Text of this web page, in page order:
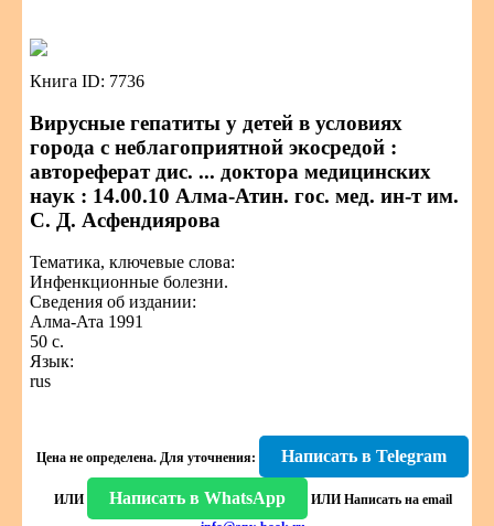
Книга ID: 7736
Вирусные гепатиты у детей в условиях
города с неблагоприятной экосредой :
автореферат дис. ... доктора медицинских
наук : 14.00.10 Алма-Атин. гос. мед. ин-т им.
С. Д. Асфендиярова
Тематика, ключевые слова:
Инфенкционные болезни.
Сведения об издании:
Алма-Ата 1991
50 с.
Язык:
rus
Цена не определена. Для уточнения: Написать в Telegram
ИЛИ Написать в WhatsApp ИЛИ Написать на email